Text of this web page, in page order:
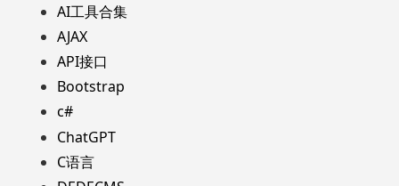
AI工具合集
AJAX
API接口
Bootstrap
c#
ChatGPT
C语言